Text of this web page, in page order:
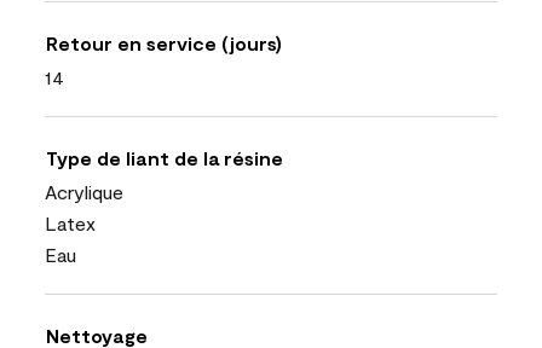
Retour en service (jours)
14
Type de liant de la résine
Acrylique
Latex
Eau
Nettoyage